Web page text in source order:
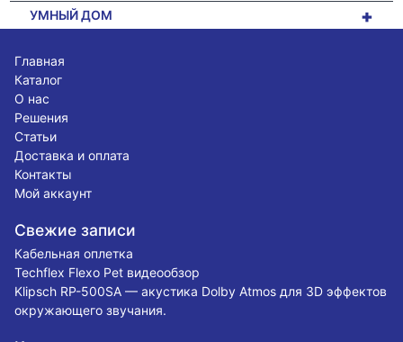
+
УМНЫЙ ДОМ
Главная
Каталог
О нас
Решения
Статьи
Доставка и оплата
Контакты
Мой аккаунт
Свежие записи
Кабельная оплетка
Techflex Flexo Pet видеообзор
Klipsch RP-500SA — акустика Dolby Atmos для 3D эффектов
окружающего звучания.